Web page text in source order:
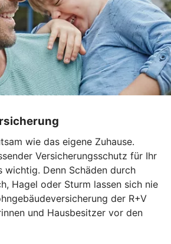
wie das eigene Zuhause.
Versicherungsschutz für Ihr
wichtig. Denn Schäden durch
Hagel oder Sturm lassen sich nie
der R+V
und Hausbesitzer vor den